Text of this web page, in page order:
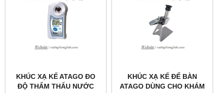
KHÚC XẠ KẾ ATAGO ĐO
ĐỘ THẨM THẤU NƯỚC
KHÚC XẠ KẾ ĐỂ BÀN
ATAGO DÙNG CHO KHÁM